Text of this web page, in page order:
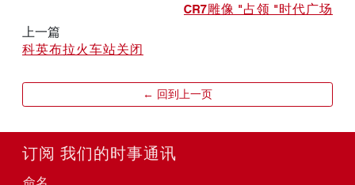
CR7雕像 "占领 "时代广场
上一篇
科英布拉火车站关闭
← 回到上一页
订阅 我们的时事通讯